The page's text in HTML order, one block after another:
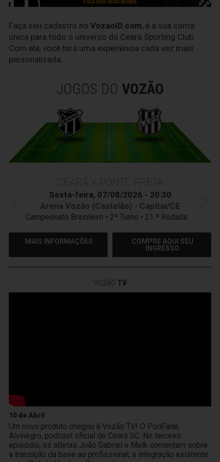
Faça seu cadastro no VozaoID.com, é a sua conta
única para todo o universo do Ceará Sporting Club.
Com ela, você terá uma experiência cada vez mais
personalizada.
JOGOS DO VOZÃO
CEARÁ X PONTE PRETA
Sexta-feira, 07/08/2026 - 20:30
Arena Vozão (Castelão) - Capital/CE
Campeonato Brasileiro • 2º Turno • 21 ª Rodada
MAIS INFORMAÇÕES
COMPRE AQUI SEU
INGRESSO
VOZÃO TV
10 de Abril
Um novo produto chegou à Vozão TV! O PodFalar,
Alvinegro, podcast oficial do Ceará SC. No terceiro
episódio, os atletas João Gabriel e Melk comentam sobre
a transição da base ao profissional, a integração existente